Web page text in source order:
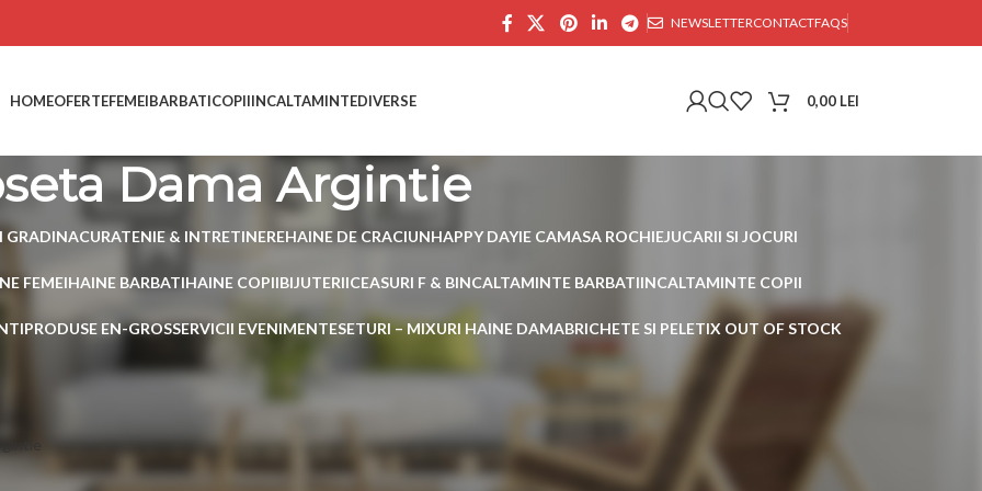
NEWSLETTERCONTACTFAQS
HOMEOFERTEFEMEIBARBATICOPIIINCALTAMINTEDIVERSE 0,00 LEI
Dama Argintie
GRADINACURATENIE & INTRETINEREHAINE DE CRACIUNHAPPY DAYIE CAMASA ROCHIEJUCARII SI JOCURI
FEMEIHAINE BARBATIHAINE COPIIBIJUTERIICEASURI F & BINCALTAMINTE BARBATIINCALTAMINTE COPII
PRODUSE EN-GROSSERVICII EVENIMENTESETURI – MIXURI HAINE DAMABRICHETE SI PELETIX OUT OF STOCK
etichetate „Poseta Dama Argintie” Show 45